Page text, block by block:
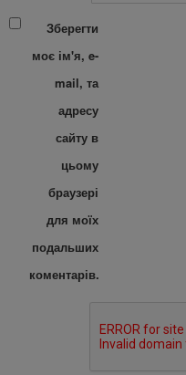
Зберегти
моє ім'я, e-
mail, та
адресу
сайту в
цьому
браузері
для моїх
подальших
коментарів.